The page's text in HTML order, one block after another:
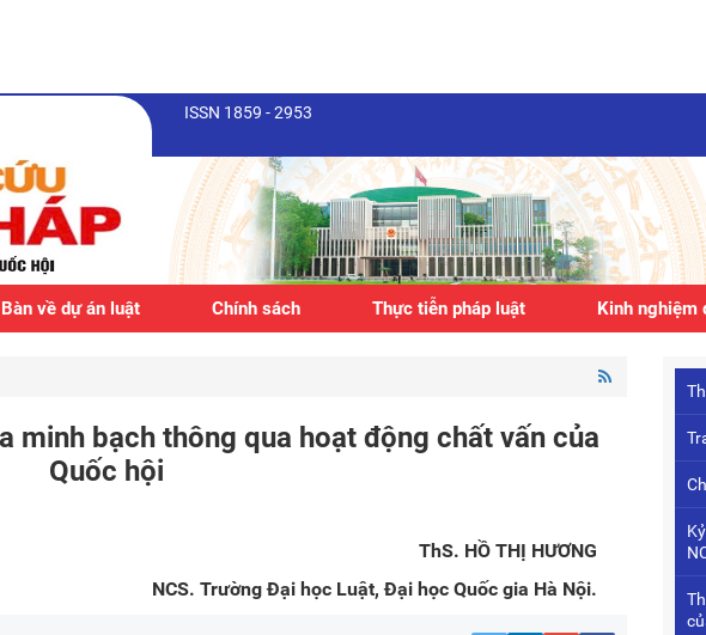
ISSN 1859 - 2953
Bàn về dự án luật Chính sách Thực tiễn pháp luật Kinh nghiệm
minh bạch thông qua hoạt động chất vấn của
Quốc hội
ThS. HỒ THỊ HƯƠNG
NCS. Trường Đại học Luật, Đại học Quốc gia Hà Nội.